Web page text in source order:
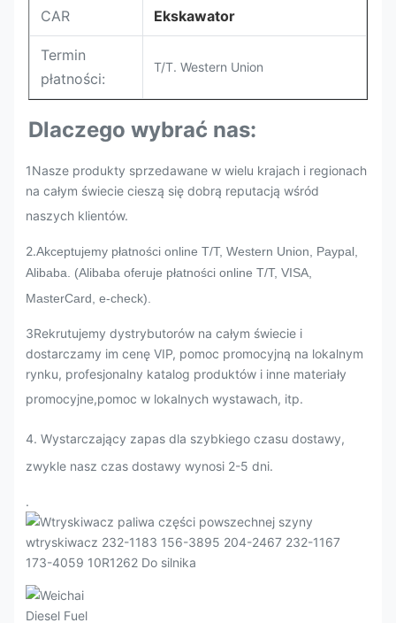
CAR Ekskawator
Termin
płatności:
T/T. Western Union
Dlaczego wybrać nas:
1Nasze produkty sprzedawane w wielu krajach i regionach
na całym świecie cieszą się dobrą reputacją wśród
naszych klientów.
2.Akceptujemy płatności online T/T, Western Union, Paypal,
Alibaba. (Alibaba oferuje płatności online T/T, VISA,
MasterCard, e-check).
3Rekrutujemy dystrybutorów na całym świecie i
dostarczamy im cenę VIP, pomoc promocyjną na lokalnym
rynku, profesjonalny katalog produktów i inne materiały
promocyjne,pomoc w lokalnych wystawach, itp.
4. Wystarczający zapas dla szybkiego czasu dostawy,
zwykle nasz czas dostawy wynosi 2-5 dni.
.